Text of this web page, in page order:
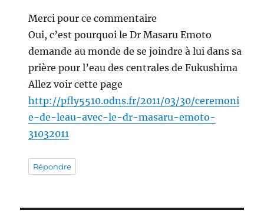
Merci pour ce commentaire
Oui, c’est pourquoi le Dr Masaru Emoto
demande au monde de se joindre à lui dans sa
prière pour l’eau des centrales de Fukushima
Allez voir cette page
http://pfly5510.odns.fr/2011/03/30/ceremoni
e-de-leau-avec-le-dr-masaru-emoto-
31032011
Répondre